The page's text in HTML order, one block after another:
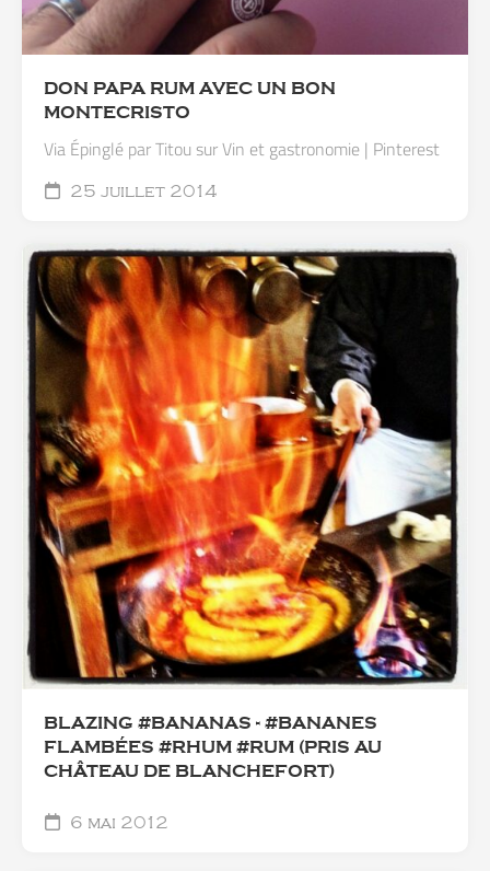
DON PAPA RUM AVEC UN BON
MONTECRISTO
Via Épinglé par Titou sur Vin et gastronomie | Pinterest
25 juillet 2014
BLAZING #BANANAS - #BANANES
FLAMBÉES #RHUM #RUM (PRIS AU
CHÂTEAU DE BLANCHEFORT)
6 mai 2012